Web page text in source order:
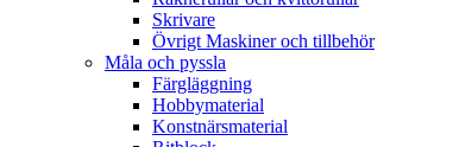
Skrivare
Övrigt Maskiner och tillbehör
Måla och pyssla
Färgläggning
Hobbymaterial
Konstnärsmaterial